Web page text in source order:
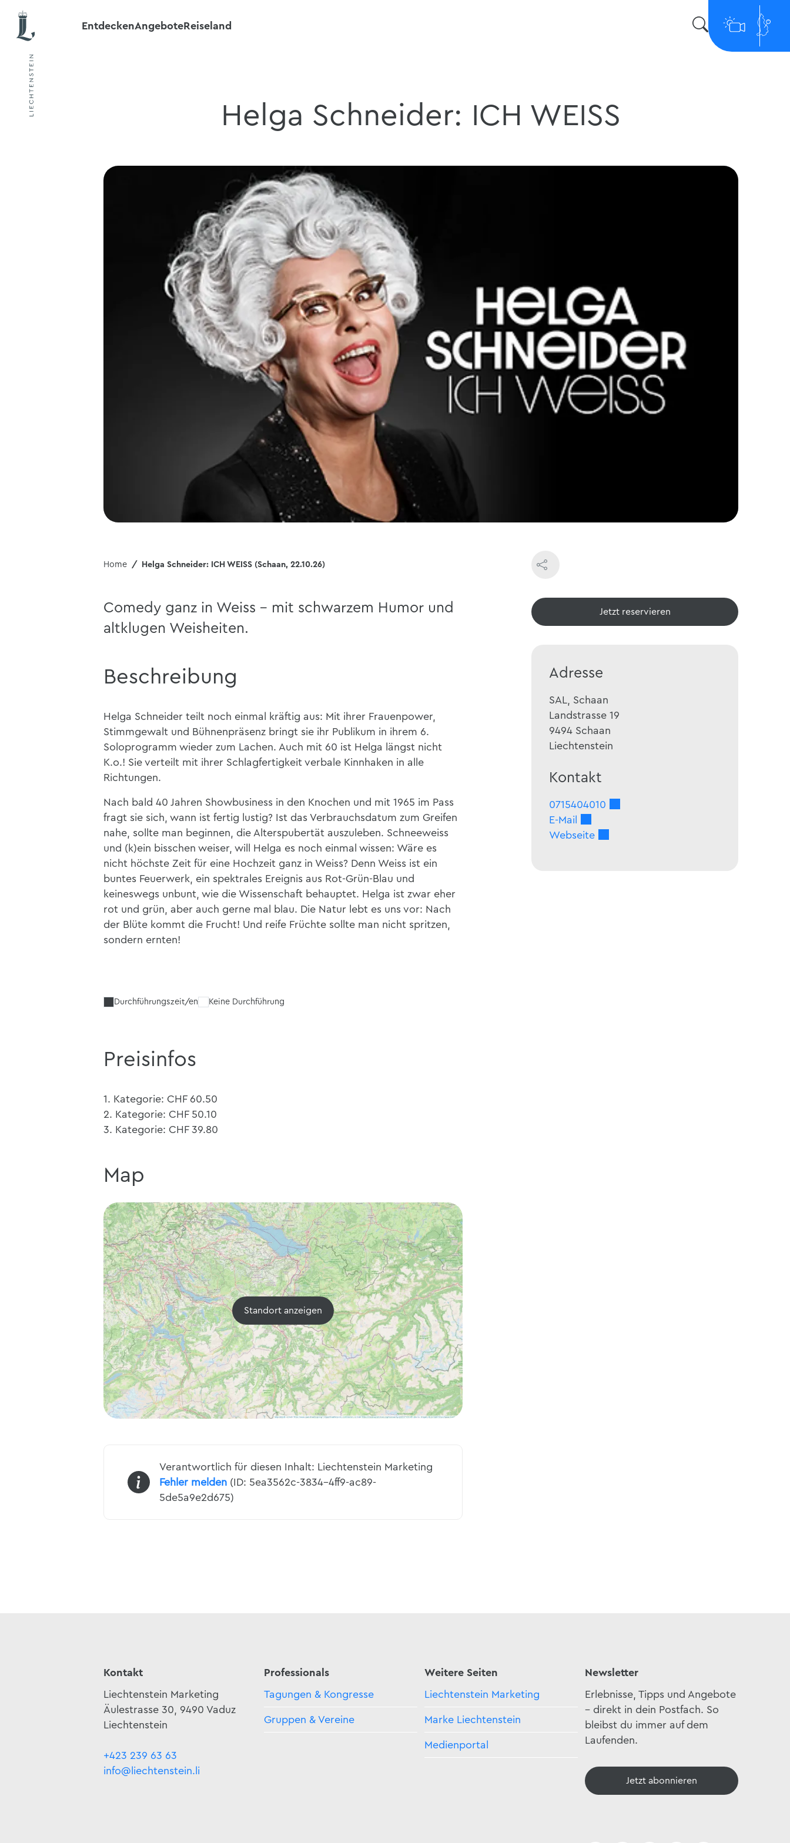
EntdeckenAngeboteReiseland
Helga Schneider: ICH WEISS
Home Helga Schneider: ICH WEISS (Schaan, 22.10.26)
Comedy ganz in Weiss – mit schwarzem Humor und
altklugen Weisheiten.
Beschreibung
Helga Schneider teilt noch einmal kräftig aus: Mit ihrer Frauenpower,
Stimmgewalt und Bühnenpräsenz bringt sie ihr Publikum in ihrem 6.
Soloprogramm wieder zum Lachen. Auch mit 60 ist Helga längst nicht
K.o.! Sie verteilt mit ihrer Schlagfertigkeit verbale Kinnhaken in alle
Richtungen.
Nach bald 40 Jahren Showbusiness in den Knochen und mit 1965 im Pass
fragt sie sich, wann ist fertig lustig? Ist das Verbrauchsdatum zum Greifen
nahe, sollte man beginnen, die Alterspubertät auszuleben. Schneeweiss
und (k)ein bisschen weiser, will Helga es noch einmal wissen: Wäre es
nicht höchste Zeit für eine Hochzeit ganz in Weiss? Denn Weiss ist ein
buntes Feuerwerk, ein spektrales Ereignis aus Rot-Grün-Blau und
keineswegs unbunt, wie die Wissenschaft behauptet. Helga ist zwar eher
rot und grün, aber auch gerne mal blau. Die Natur lebt es uns vor: Nach
der Blüte kommt die Frucht! Und reife Früchte sollte man nicht spritzen,
sondern ernten!
Durchführungszeit/en Keine Durchführung
Preisinfos
1. Kategorie: CHF 60.50
2. Kategorie: CHF 50.10
3. Kategorie: CHF 39.80
Map
Standort anzeigen
Verantwortlich für diesen Inhalt: Liechtenstein Marketing
Fehler melden (ID: 5ea3562c-3834-4ff9-ac89-
5de5a9e2d675)
Jetzt reservieren
Adresse
SAL, Schaan
Landstrasse 19
9494 Schaan
Liechtenstein
Kontakt
0715404010
E-Mail
Webseite
Kontakt
Liechtenstein Marketing
Äulestrasse 30, 9490 Vaduz
Liechtenstein
+423 239 63 63
info@liechtenstein.li
Professionals
Tagungen & Kongresse
Gruppen & Vereine
Weitere Seiten
Liechtenstein Marketing
Marke Liechtenstein
Medienportal
Newsletter
Erlebnisse, Tipps und Angebote
– direkt in dein Postfach. So
bleibst du immer auf dem
Laufenden.
Jetzt abonnieren